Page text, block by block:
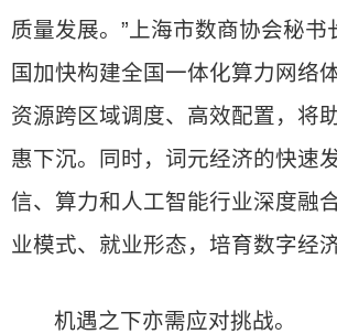
质量发展。”上海市数商协会秘书
国加快构建全国一体化算力网络
资源跨区域调度、高效配置，将
惠下沉。同时，词元经济的快速
信、算力和人工智能行业深度融
业模式、就业形态，培育数字经
机遇之下亦需应对挑战。